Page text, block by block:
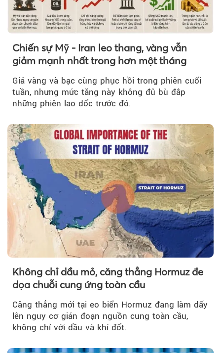
Chiến sự Mỹ - Iran leo thang, vàng vẫn
giảm mạnh nhất trong hơn một tháng
Giá vàng và bạc cùng phục hồi trong phiên cuối
tuần, nhưng mức tăng này không đủ bù đắp
những phiên lao dốc trước đó.
Không chỉ dầu mỏ, căng thẳng Hormuz đe
dọa chuỗi cung ứng toàn cầu
Căng thẳng mới tại eo biển Hormuz đang làm dấy
lên nguy cơ gián đoạn nguồn cung toàn cầu,
không chỉ với dầu và khí đốt.